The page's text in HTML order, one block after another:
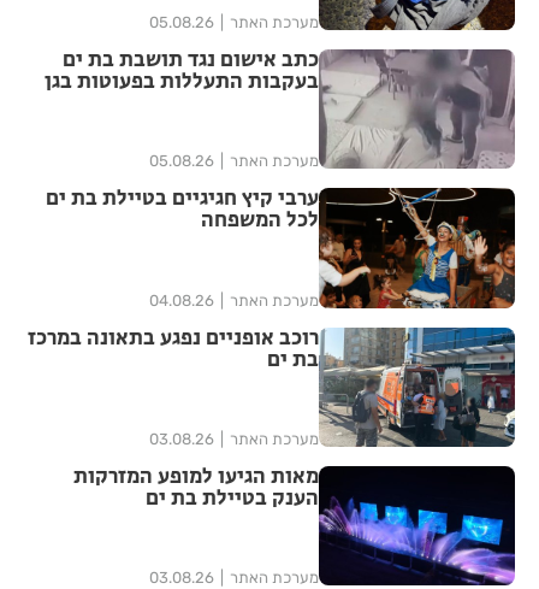
מערכת האתר 05.08.26
כתב אישום נגד תושבת בת ים
בעקבות התעללות בפעוטות בגן
מערכת האתר 05.08.26
ערבי קיץ חגיגיים בטיילת בת ים
לכל המשפחה
מערכת האתר 04.08.26
רוכב אופניים נפגע בתאונה במרכז
בת ים
מערכת האתר 03.08.26
מאות הגיעו למופע המזרקות
הענק בטיילת בת ים
מערכת האתר 03.08.26